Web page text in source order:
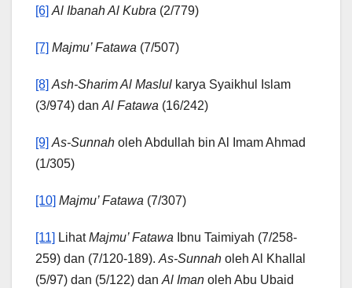
[6] Al Ibanah Al Kubra (2/779)
[7] Majmu’ Fatawa (7/507)
[8] Ash-Sharim Al Maslul karya Syaikhul Islam
(3/974) dan Al Fatawa (16/242)
[9] As-Sunnah oleh Abdullah bin Al Imam Ahmad
(1/305)
[10] Majmu’ Fatawa (7/307)
[11] LihatMajmu’ Fatawa
Ibnu Taimiyah (7/258-
259) dan (7/120-189). As-Sunnah oleh Al Khallal
(5/97) dan (5/122) dan Al Iman oleh Abu Ubaid